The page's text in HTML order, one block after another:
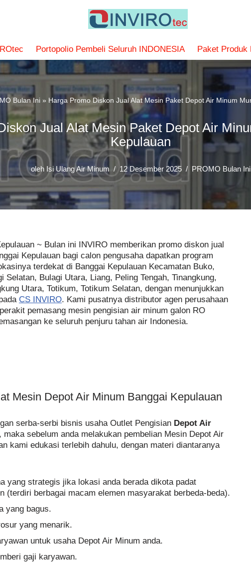
Portopolio Pembeli Seluruh INDONESIA Paket Produk
Bulan Ini » Harga Promo Diskon Jual Alat Mesin Paket Depot Air Minum
Jual Alat Mesin Paket Depot Air
Kepulauan
oleh Isi Ulang Air Minum 12 Desember 2025 PROMO Bulan Ini
~ Bulan ini INVIRO memberikan promo diskon jual
Kepulauan bagi calon pengusaha dapatkan program
terdekat di Banggai Kepulauan Kecamatan Buko,
Selatan, Bulagi Utara, Liang, Peling Tengah, Tinangkung,
Utara, Totikum, Totikum Selatan, dengan menunjukkan
CS INVIRO. Kami pusatnya distributor agen perusahaan
pemasang mesin pengisian air minum galon RO
ke seluruh penjuru tahan air Indonesia.
Mesin Depot Air Minum Banggai Kepulauan
serba-serbi bisnis usaha Outlet Pengisian Depot Air
, maka sebelum anda melakukan pembelian Mesin Depot Air
kami edukasi terlebih dahulu, dengan materi diantaranya
yang strategis jika lokasi anda berada dikota padat
(terdiri berbagai macam elemen masyarakat berbeda-beda).
yang bagus.
yang menarik.
untuk usaha Depot Air Minum anda.
gaji karyawan.